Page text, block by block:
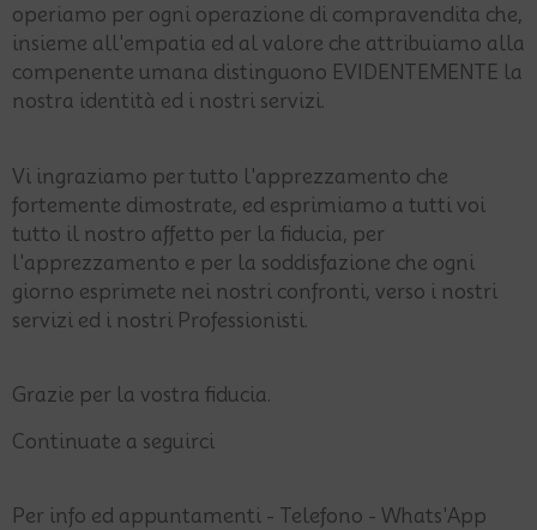
operiamo per ogni operazione di compravendita che,
insieme all'empatia ed al valore che attribuiamo alla
compenente umana distinguono EVIDENTEMENTE la
nostra identità ed i nostri servizi.
Vi ingraziamo per tutto l'apprezzamento che
fortemente dimostrate, ed esprimiamo a tutti voi
tutto il nostro affetto per la fiducia, per
l'apprezzamento e per la soddisfazione che ogni
giorno esprimete nei nostri confronti, verso i nostri
servizi ed i nostri Professionisti.
Grazie per la vostra fiducia.
Continuate a seguirci
Per info ed appuntamenti - Telefono - Whats'App